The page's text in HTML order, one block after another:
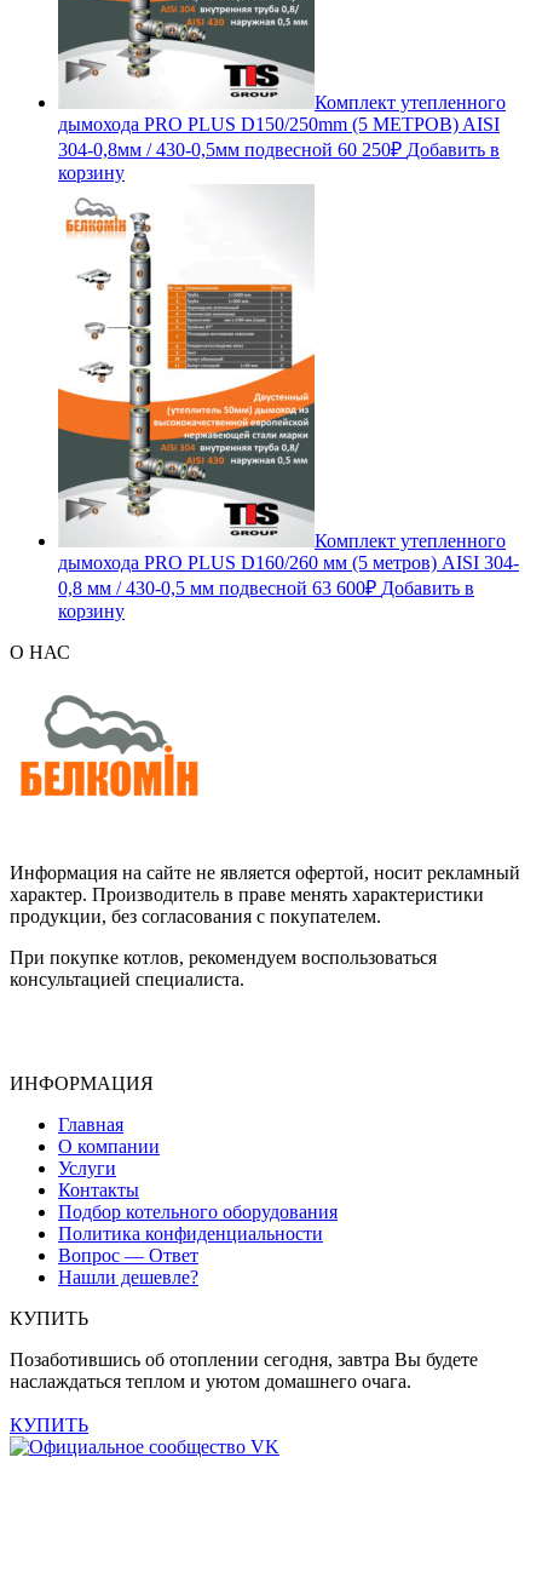
Комплект утепленного
дымохода PRO PLUS D150/250mm (5 МЕТРОВ) AISI
304-0,8мм / 430-0,5мм подвесной 60 250₽ Добавить в
корзину
Комплект утепленного
дымохода PRO PLUS D160/260 мм (5 метров) AISI 304-
0,8 мм / 430-0,5 мм подвесной 63 600₽ Добавить в
корзину
О НАС
Информация на сайте не является офертой, носит рекламный
характер. Производитель в праве менять характеристики
продукции, без согласования с покупателем.
При покупке котлов, рекомендуем воспользоваться
консультацией специалиста.
ИНФОРМАЦИЯ
Главная
О компании
Услуги
Контакты
Подбор котельного оборудования
Политика конфиденциальности
Вопрос — Ответ
Нашли дешевле?
КУПИТЬ
Позаботившись об отоплении сегодня, завтра Вы будете
наслаждаться теплом и уютом домашнего очага.
КУПИТЬ